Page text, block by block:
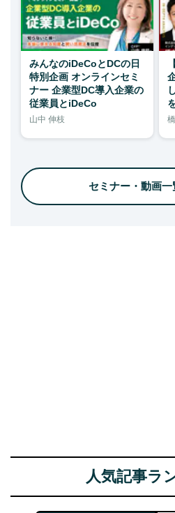
みんなのiDeCoとDCの日
特別企画 オンラインセミ
ナー 企業型DC導入企業の
従業員とiDeCo
山中 伸枝
セミナー・動画
人気記事ラ